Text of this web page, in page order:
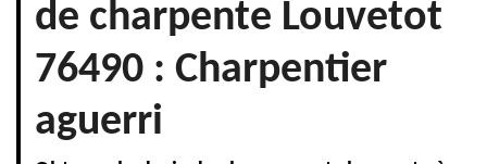
de charpente Louvetot
76490 : Charpentier
aguerri